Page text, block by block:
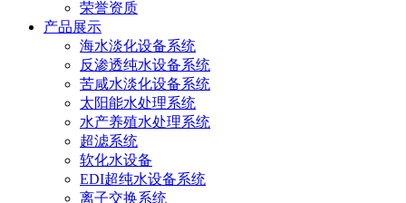
荣誉资质
产品展示
海水淡化设备系统
反渗透纯水设备系统
苦咸水淡化设备系统
太阳能水处理系统
水产养殖水处理系统
超滤系统
软化水设备
EDI超纯水设备系统
离子交换系统